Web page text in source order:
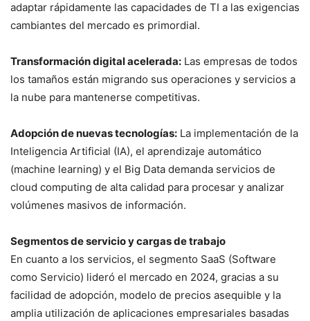
adaptar rápidamente las capacidades de TI a las exigencias
cambiantes del mercado es primordial.
Transformación digital acelerada: Las empresas de todos
los tamaños están migrando sus operaciones y servicios a
la nube para mantenerse competitivas.
Adopción de nuevas tecnologías: La implementación de la
Inteligencia Artificial (IA), el aprendizaje automático
(machine learning) y el Big Data demanda servicios de
cloud computing de alta calidad para procesar y analizar
volúmenes masivos de información.
Segmentos de servicio y cargas de trabajo
En cuanto a los servicios, el segmento SaaS (Software
como Servicio) lideró el mercado en 2024, gracias a su
facilidad de adopción, modelo de precios asequible y la
amplia utilización de aplicaciones empresariales basadas